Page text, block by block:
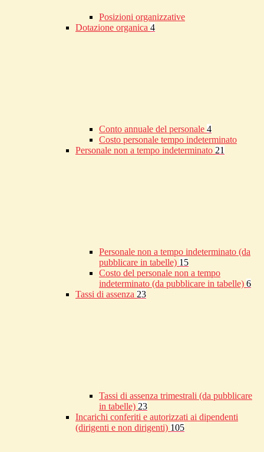
Posizioni organizzative
Dotazione organica 4
Conto annuale del personale 4
Costo personale tempo indeterminato
Personale non a tempo indeterminato 21
Personale non a tempo indeterminato (da
pubblicare in tabelle) 15
Costo del personale non a tempo
indeterminato (da pubblicare in tabelle) 6
Tassi di assenza 23
Tassi di assenza trimestrali (da pubblicare
in tabelle) 23
Incarichi conferiti e autorizzati ai dipendenti
(dirigenti e non dirigenti) 105